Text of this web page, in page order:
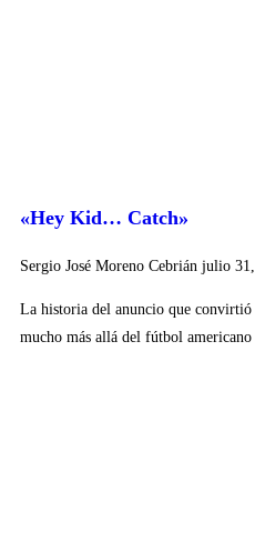
«Hey Kid… Catch»
Sergio José Moreno Cebrián julio
La historia del anuncio que convirtió
mucho más allá del fútbol